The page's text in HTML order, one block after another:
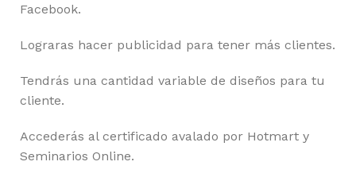
Facebook.
Lograras hacer publicidad para tener más clientes.
Tendrás una cantidad variable de diseños para tu
cliente.
Accederás al certificado avalado por Hotmart y
Seminarios Online.